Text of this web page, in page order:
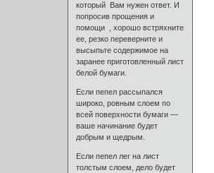
который Вам нужен ответ. И
попросив прощения и
помощи , хорошо встряхните
ее, резко переверните и
высыпьте содержимое на
заранее приготовленный лист
белой бумаги.
Если пепел рассыпался
широко, ровным слоем по
всей поверхности бумаги —
ваше начинание будет
добрым и щедрым.
Если пепел лег на лист
толстым слоем, дело будет